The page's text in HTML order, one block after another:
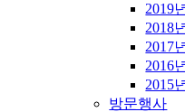
2019년
2018년
2017년
2016년
2015년
방문행사